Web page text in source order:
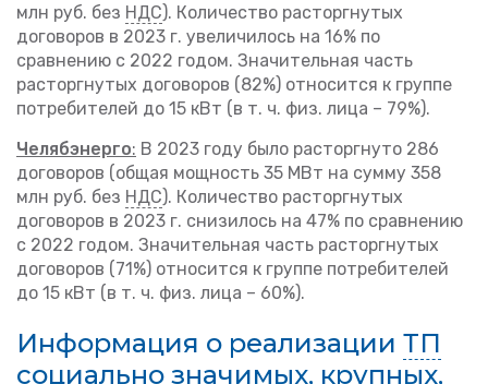
млн руб. без НДС). Количество расторгнутых
договоров в 2023 г. увеличилось на 16% по
сравнению с 2022 годом. Значительная часть
расторгнутых договоров (82%) относится к группе
потребителей до 15 кВт (в т. ч. физ. лица – 79%).
Челябэнерго: В 2023 году было расторгнуто 286
договоров (общая мощность 35 МВт на сумму 358
млн руб. без НДС). Количество расторгнутых
договоров в 2023 г. снизилось на 47% по сравнению
с 2022 годом. Значительная часть расторгнутых
договоров (71%) относится к группе потребителей
до 15 кВт (в т. ч. физ. лица – 60%).
Информация о реализации ТП
социально значимых, крупных,